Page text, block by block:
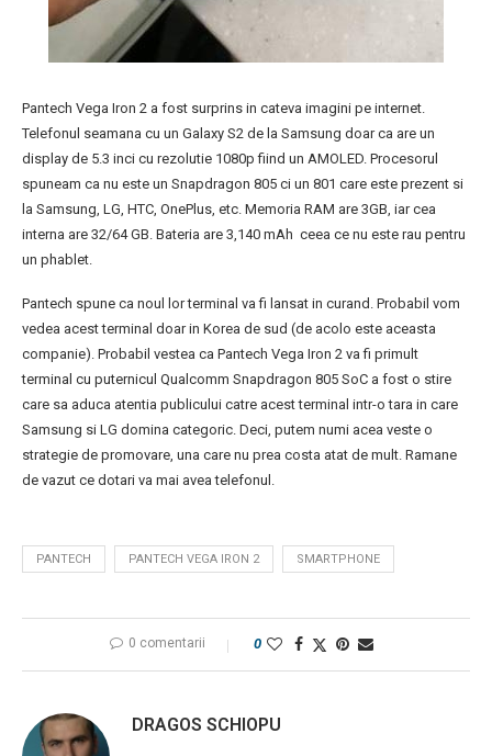
Pantech Vega Iron 2 a fost surprins in cateva imagini pe internet.
Telefonul seamana cu un Galaxy S2 de la Samsung doar ca are un
display de 5.3 inci cu rezolutie 1080p fiind un AMOLED. Procesorul
spuneam ca nu este un Snapdragon 805 ci un 801 care este prezent si
la Samsung, LG, HTC, OnePlus, etc. Memoria RAM are 3GB, iar cea
interna are 32/64 GB. Bateria are 3,140 mAh ceea ce nu este rau pentru
un phablet.
Pantech spune ca noul lor terminal va fi lansat in curand. Probabil vom
vedea acest terminal doar in Korea de sud (de acolo este aceasta
companie). Probabil vestea ca Pantech Vega Iron 2 va fi primult
terminal cu puternicul Qualcomm Snapdragon 805 SoC a fost o stire
care sa aduca atentia publicului catre acest terminal intr-o tara in care
Samsung si LG domina categoric. Deci, putem numi acea veste o
strategie de promovare, una care nu prea costa atat de mult. Ramane
de vazut ce dotari va mai avea telefonul.
PANTECH PANTECH VEGA IRON 2 SMARTPHONE
0 comentarii 0
DRAGOS SCHIOPU